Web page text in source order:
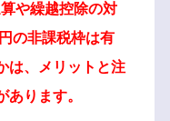
や繰越控除の対
の非課税枠は有
は、メリットと注
ります。